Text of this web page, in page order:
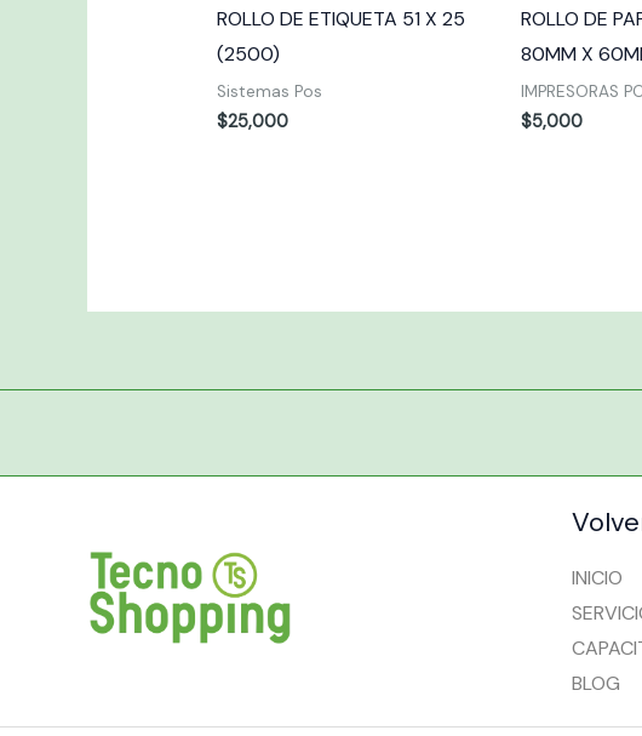
ROLLO DE ETIQUETA 51 X 25
(2500)
Sistemas Pos
$25,000
ROLLO DE
80MM X
IMPRESORAS
$5,000
INICIO
BLOG